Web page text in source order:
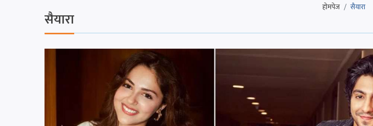
होमपेज सैयारा
सैयारा